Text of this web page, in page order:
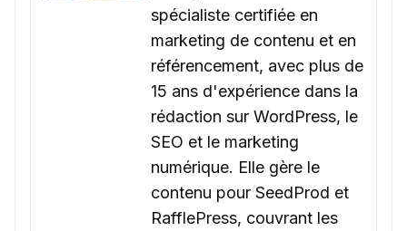
spécialiste certifiée en
marketing de contenu et en
référencement, avec plus de
15 ans d'expérience dans la
rédaction sur WordPress, le
SEO et le marketing
numérique. Elle gère le
contenu pour SeedProd et
RafflePress, couvrant les